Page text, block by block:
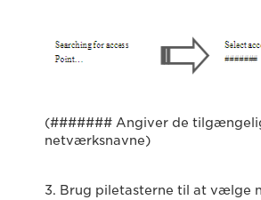
(####### Angiver de
netværksnavne)
3. Brug piletasterne til at vælge